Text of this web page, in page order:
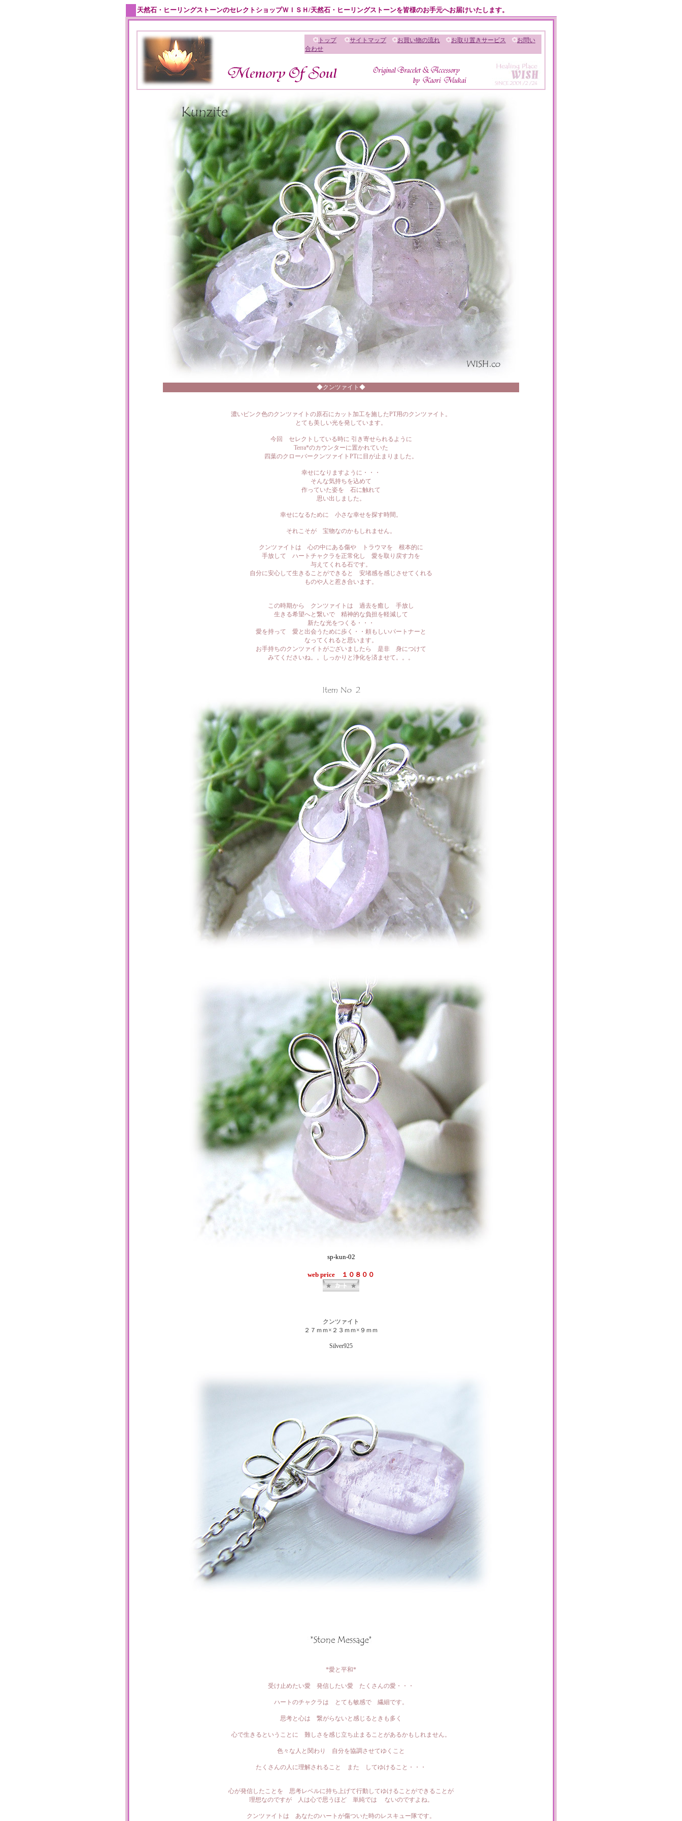
天然石・ヒーリングストーンのセレクトショップＷＩＳＨ/天然石・ヒーリングストーンを皆様のお手元へお届けいたします。
トップ サイトマップ お買い物の流れ お取り置きサービス
お問い
合わせ
◆クンツァイト◆
濃いピンク色のクンツァイトの原石にカット加工を施したPT用のクンツァイト。
とても美しい光を発しています。
今回 セレクトしている時に 引き寄せられるように
Terra*のカウンターに置かれていた
四葉のクローバークンツァイトPTに目が止まりました。
幸せになりますように・・・
そんな気持ちを込めて
作っていた姿を 石に触れて
思い出しました。
幸せになるために 小さな幸せを探す時間。
それこそが 宝物なのかもしれません。
クンツァイトは 心の中にある傷や トラウマを 根本的に
手放して ハートチャクラを正常化し 愛を取り戻す力を
与えてくれる石です。
自分に安心して生きることができると 安堵感を感じさせてくれる
ものや人と惹き合います。
この時期から クンツァイトは 過去を癒し 手放し
生きる希望へと繋いで 精神的な負担を軽減して
新たな光をつくる・・・
愛を持って 愛と出会うために歩く・・頼もしいパートナーと
なってくれると思います。
お手持ちのクンツァイトがございましたら 是非 身につけて
みてくださいね。。しっかりと浄化を済ませて。。。
sp-kun-02
web price １０８００
クンツァイト
２７ ｍｍ×２３ ｍｍ×９ｍｍ
Silver925
*愛と平和*
受け止めたい愛 発信したい愛 たくさんの愛・・・
ハートのチャクラは とても敏感で 繊細です。
思考と心は 繋がらないと感じるときも多く
心で生きるということに 難しさを感じ立ち止まることがあるかもしれません。
色々な人と関わり 自分を協調させてゆくこと
たくさんの人に理解されること また してゆけること・・・
心が発信したことを 思考レベルに持ち上げて行動してゆけることができることが
理想なのですが 人は心で思うほど 単純では ないのですよね。
クンツァイトは あなたのハートが傷ついた時のレスキュー隊です。